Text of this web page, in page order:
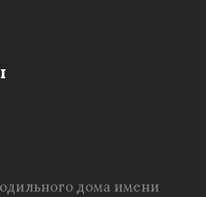
дома имени